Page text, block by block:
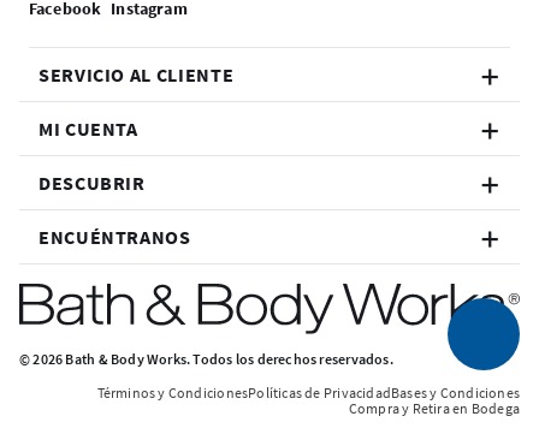
SERVICIO AL CLIENTE
MI CUENTA
DESCUBRIR
ENCUÉNTRANOS
© 2026 Bath & Body Works. Todos los derechos reservados.
Términos y CondicionesPolíticas de PrivacidadBases y Condiciones
Compra y Retira en Bodega